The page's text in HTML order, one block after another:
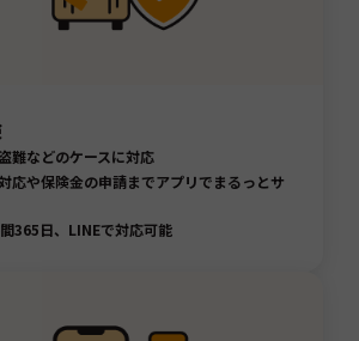
難などのケースに対応
応や保険金の申請までアプリでまるっとサ
365日、LINEで対応可能